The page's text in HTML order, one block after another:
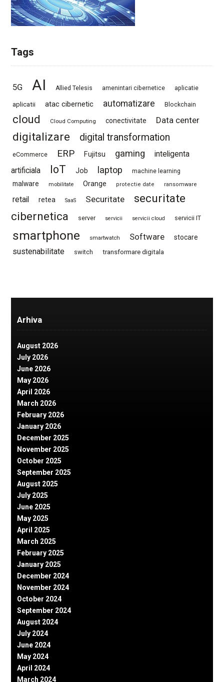
Tags
5G AI Allied Telesis amenintari cibernetice aplicatie
aplicatii atac cibernetic automatizare Blockchain
cloud Cloud Computing conectivitate Data center
digitalizare digital transformation
eCommerce ERP Fujitsu gaming
inteligenta
artificiala
IoT Job laptop machine learning
malware mobilitate Orange protectie date ransomware
retail retea SaaS Securitate
securitate
cibernetica
server servicii servicii cloud servicii IT
smartphone smartwatch Software stocare
sustenabilitate switch transformare digitala
Arhiva
August 2026
July 2026
June 2026
May 2026
April 2026
March 2026
February 2026
January 2026
December 2025
November 2025
October 2025
September 2025
August 2025
July 2025
June 2025
May 2025
April 2025
March 2025
February 2025
January 2025
December 2024
November 2024
October 2024
September 2024
August 2024
July 2024
June 2024
May 2024
April 2024
March 2024